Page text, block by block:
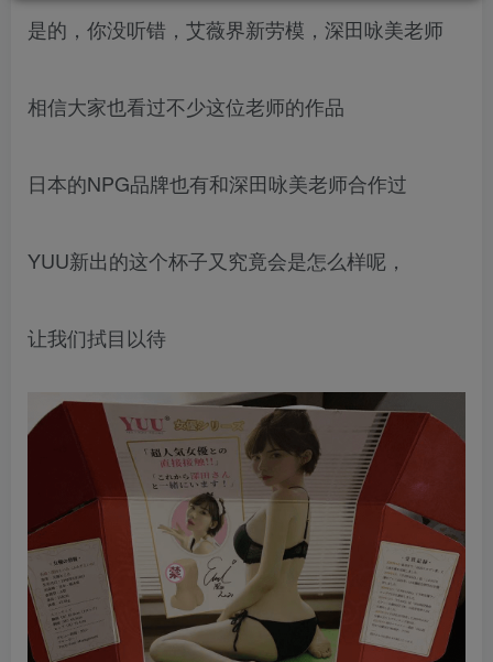
是的，你没听错，艾薇界新劳模，深田咏美老师
相信大家也看过不少这位老师的作品
日本的NPG品牌也有和深田咏美老师合作过
YUU新出的这个杯子又究竟会是怎么样呢，
让我们拭目以待